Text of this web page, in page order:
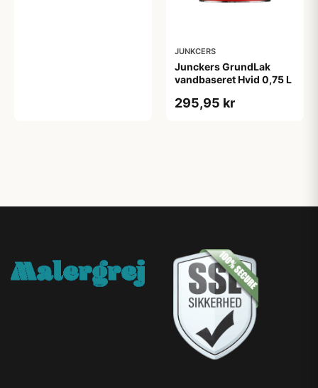
JUNKCERS
Junckers GrundLak
vandbaseret Hvid 0,75 L
295,95 kr